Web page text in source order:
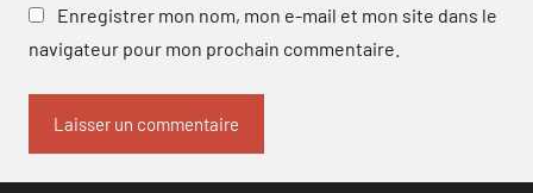
Enregistrer mon nom, mon e-mail et mon site dans le
navigateur pour mon prochain commentaire.